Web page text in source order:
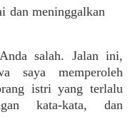
dan meninggalkan
salah. Jalan ini,
saya memperoleh
istri yang terlalu
kata-kata, dan